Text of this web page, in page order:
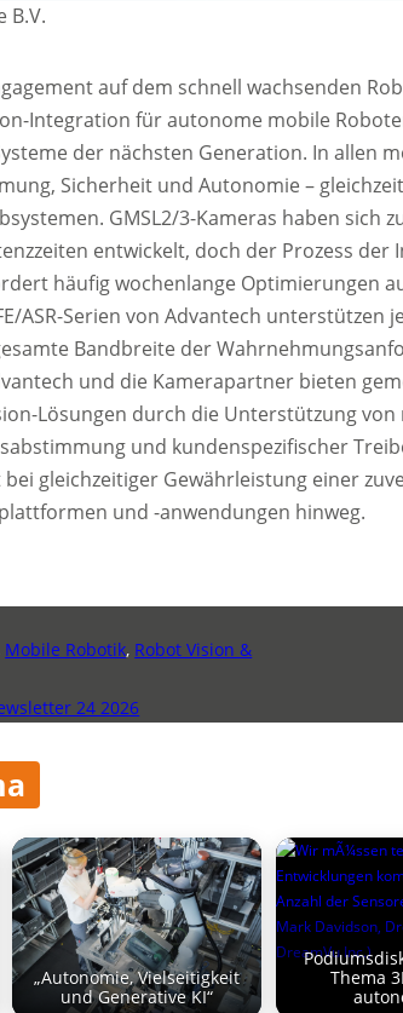
B.V.
auf dem schnell wachsenden
Integration für autonome mobile
der nächsten Generation. In allen
Sicherheit und Autonomie –
GMSL2/3-Kameras haben sich
entwickelt, doch der Prozess
häufig wochenlange Optimierungen
ASR-Serien von Advantech
Bandbreite der
und die Kamerapartner bieten
Lösungen durch die Unterstützung
und kundenspezifischer
gleichzeitiger Gewährleistung einer
und -anwendungen hinweg.
Mobile Robotik, Robot Vision &
24 2026
„Autonomie, Vielseitigkeit
und Generative KI“
Thema